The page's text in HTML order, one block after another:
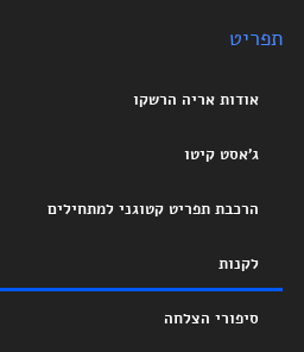
תפריט
אודות אריה הרשקו
ג’אסט קיטו
הרכבת תפריט קטוגני למתחילים
לקנות
סיפורי הצלחה